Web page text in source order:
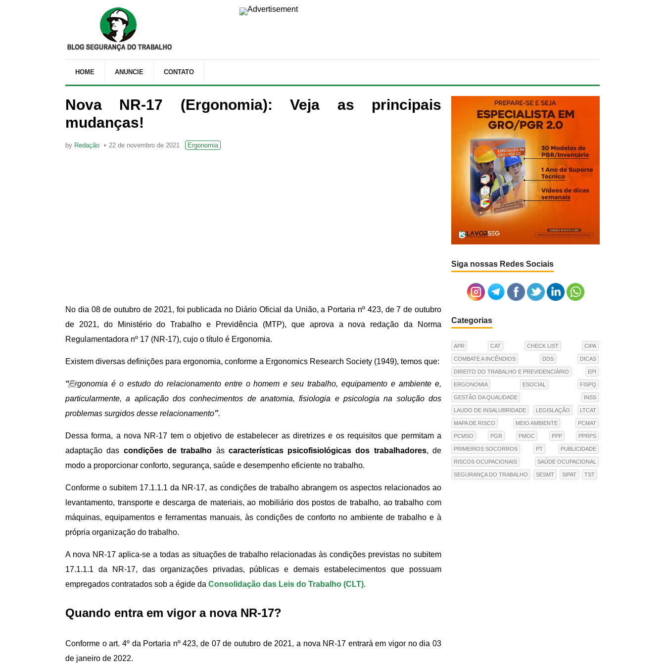
HOME ANUNCIE CONTATO
Nova NR-17 (Ergonomia): Veja as principais
mudanças!
by Redação 22 de novembro de 2021 Ergonomia
No dia 08 de outubro de 2021, foi publicada no Diário Oficial da União, a Portaria nº 423, de 7 de outubro
de 2021, do Ministério do Trabalho e Previdência (MTP), que aprova a nova redação da Norma
Regulamentadora nº 17 (NR-17), cujo o título é Ergonomia.
Existem diversas definições para ergonomia, conforme a Ergonomics Research Society (1949), temos que:
“Ergonomia é o estudo do relacionamento entre o homem e seu trabalho, equipamento e ambiente e,
particularmente, a aplicação dos conhecimentos de anatomia, fisiologia e psicologia na solução dos
problemas surgidos desse relacionamento”.
Dessa forma, a nova NR-17 tem o objetivo de estabelecer as diretrizes e os requisitos que permitam a
adaptação das condições de trabalho às características psicofisiológicas dos trabalhadores, de
modo a proporcionar conforto, segurança, saúde e desempenho eficiente no trabalho.
Conforme o subitem 17.1.1.1 da NR-17, as condições de trabalho abrangem os aspectos relacionados ao
levantamento, transporte e descarga de materiais, ao mobiliário dos postos de trabalho, ao trabalho com
máquinas, equipamentos e ferramentas manuais, às condições de conforto no ambiente de trabalho e à
própria organização do trabalho.
A nova NR-17 aplica-se a todas as situações de trabalho relacionadas às condições previstas no subitem
17.1.1.1 da NR-17, das organizações privadas, públicas e demais estabelecimentos que possuam
empregados contratados sob a égide da Consolidação das Leis do Trabalho (CLT).
Quando entra em vigor a nova NR-17?
Conforme o art. 4º da Portaria nº 423, de 07 de outubro de 2021, a nova NR-17 entrará em vigor no dia 03
de janeiro de 2022.
Siga nossas Redes Sociais
Categorias
APR CAT CHECK LIST CIPA
COMBATE A INCÊNDIOS DDS DICAS
DIREITO DO TRABALHO E PREVIDENCIÁRIO EPI
ERGONOMIA ESOCIAL FISPQ
GESTÃO DA QUALIDADE INSS
LAUDO DE INSALUBRIDADE LEGISLAÇÃO LTCAT
MAPA DE RISCO MEIO AMBIENTE PCMAT
PCMSO PGR PMOC PPP PPRPS
PRIMEIROS SOCORROS PT PUBLICIDADE
RISCOS OCUPACIONAIS SAÚDE OCUPACIONAL
SEGURANÇA DO TRABALHO SESMT SIPAT TST